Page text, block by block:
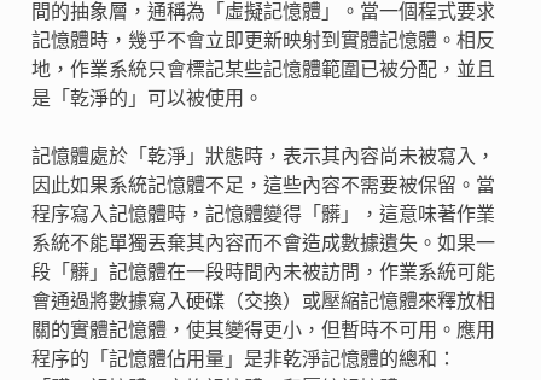
間的抽象層，通稱為「虛擬記憶體」。當一個程式要求
記憶體時，幾乎不會立即更新映射到實體記憶體。相反
地，作業系統只會標記某些記憶體範圍已被分配，並且
是「乾淨的」可以被使用。
記憶體處於「乾淨」狀態時，表示其內容尚未被寫入，
因此如果系統記憶體不足，這些內容不需要被保留。當
程序寫入記憶體時，記憶體變得「髒」，這意味著作業
系統不能單獨丟棄其內容而不會造成數據遺失。如果一
段「髒」記憶體在一段時間內未被訪問，作業系統可能
會通過將數據寫入硬碟（交換）或壓縮記憶體來釋放相
關的實體記憶體，使其變得更小，但暫時不可用。應用
程序的「記憶體佔用量」是非乾淨記憶體的總和：